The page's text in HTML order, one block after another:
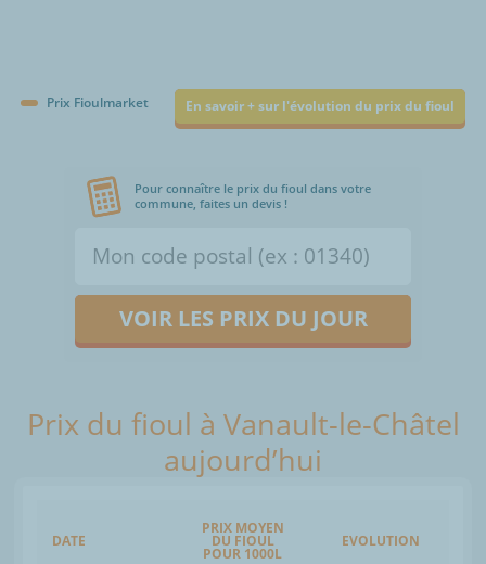
Prix Fioulmarket En savoir + sur l'évolution du prix du fioul
Pour connaître le prix du fioul dans votre
commune, faites un devis !
VOIR LES PRIX DU JOUR
Prix du fioul à Vanault-le-Châtel
aujourd’hui
DATE
PRIX MOYEN
DU FIOUL
POUR 1000L
EVOLUTION